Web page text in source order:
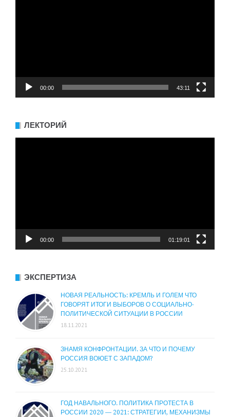
00:00 43:11
ЛЕКТОРИЙ
00:00 01:19:01
ЭКСПЕРТИЗА
НОВАЯ РЕАЛЬНОСТЬ: КРЕМЛЬ И ГОЛЕМ ЧТО
ГОВОРЯТ ИТОГИ ВЫБОРОВ О СОЦИАЛЬНО-
ПОЛИТИЧЕСКОЙ СИТУАЦИИ В РОССИИ
18.11.2021
ЗНАМЯ КОНФРОНТАЦИИ. ЗА ЧТО И ПОЧЕМУ
РОССИЯ ВОЮЕТ С ЗАПАДОМ?
25.10.2021
ГОД НАВАЛЬНОГО. ПОЛИТИКА ПРОТЕСТА В
РОССИИ 2020 — 2021: СТРАТЕГИИ, МЕХАНИЗМЫ